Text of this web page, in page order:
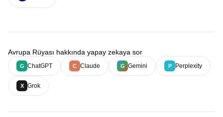
Avrupa Rüyası hakkında yapay zekaya sor
G ChatGPT C Claude G Gemini P Perplexity
X Grok